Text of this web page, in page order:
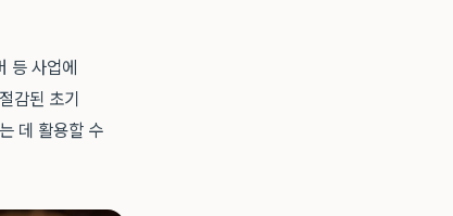
등 사업에
감된 초기
데 활용할 수